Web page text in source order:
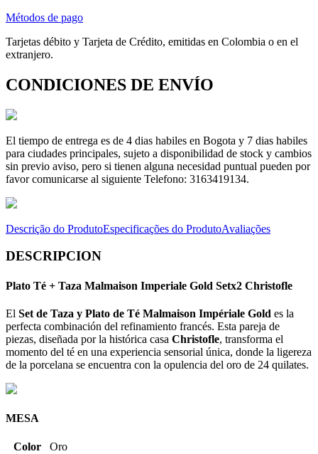
Métodos de pago
Tarjetas débito y Tarjeta de Crédito, emitidas en Colombia o en el
extranjero.
CONDICIONES DE ENVÍO
El tiempo de entrega es de 4 dias habiles en Bogota y 7 dias habiles
para ciudades principales, sujeto a disponibilidad de stock y cambios
sin previo aviso, pero si tienen alguna necesidad puntual pueden por
favor comunicarse al siguiente Telefono: 3163419134.
Descrição do ProdutoEspecificações do ProdutoAvaliações
DESCRIPCION
Plato Té + Taza Malmaison Imperiale Gold Setx2 Christofle
El Set de Taza y Plato de Té Malmaison Impériale Gold es la
perfecta combinación del refinamiento francés. Esta pareja de
piezas, diseñada por la histórica casa Christofle, transforma el
momento del té en una experiencia sensorial única, donde la ligereza
de la porcelana se encuentra con la opulencia del oro de 24 quilates.
MESA
Color
Oro